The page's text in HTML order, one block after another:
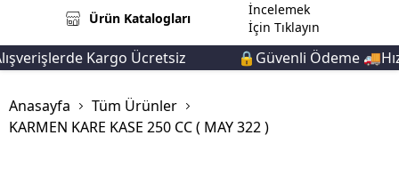
Ürün Katalogları
İncelemek
İçin Tıklayın
Kargo Ücretsiz 🔒Güvenli Ödeme
Anasayfa
Tüm Ürünler
KARMEN KARE KASE 250 CC ( MAY 322 )